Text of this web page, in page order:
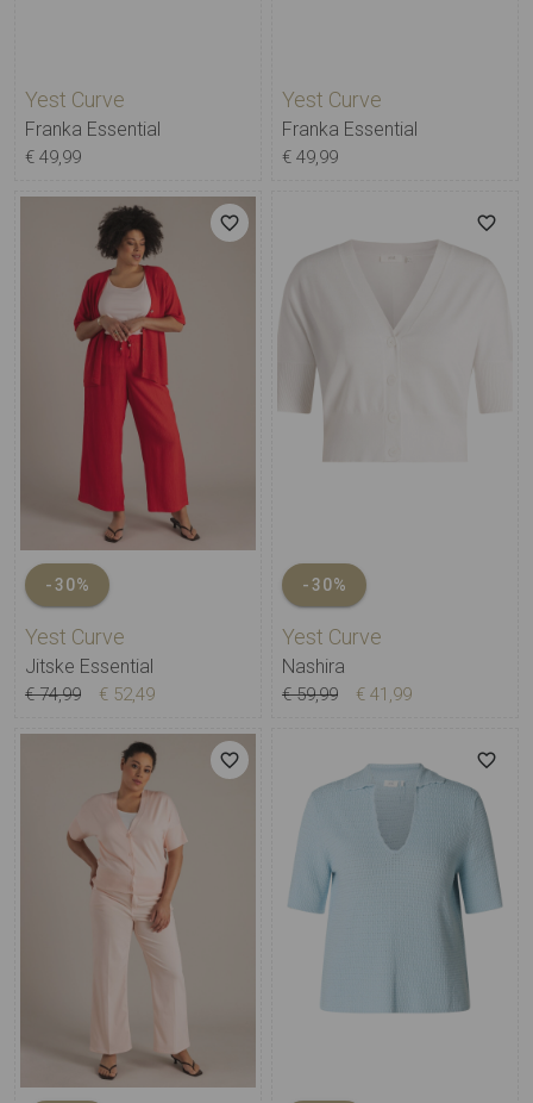
Yest Curve
Franka Essential
€ 49,99
Yest Curve
Franka Essential
€ 49,99
-30%
Yest Curve
Jitske Essential
€ 74,99 € 52,49
-30%
Yest Curve
Nashira
€ 59,99 € 41,99